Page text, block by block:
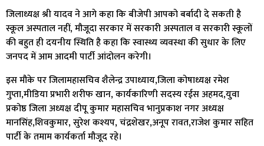
जिलाध्यक्ष श्री यादव ने आगे कहा कि बीजेपी आपको बर्बादी दे सकती है
स्कूल अस्पताल नहीं, मौजूदा सरकार में सरकारी अस्पताल व सरकारी स्कूलों
की बहुत ही दयनीय स्थिति है कहा कि स्वास्थ्य व्यवस्था की सुधार के लिए
जनपद में आम आदमी पार्टी आंदोलन करेगी।
इस मौके पर जिलामहासचिव शैलेन्द्र उपाध्याय,जिला कोषाध्यक्ष रमेश
गुप्ता,मीडिया प्रभारी शरीफ खान, कार्यकारिणी सदस्य रईस अहमद,युवा
प्रकोष्ठ जिला अध्यक्ष दीपू कुमार महासचिव भानुप्रकाश नगर अध्यक्ष
मानसिंह,शिवकुमार, सुरेश कश्यप, चंद्रशेखर,अनूप रावत,राजेश कुमार सहित
पार्टी के तमाम कार्यकर्ता मौजूद रहे।